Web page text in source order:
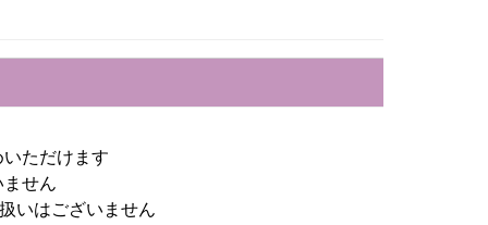
ただけます
せん
いはございません